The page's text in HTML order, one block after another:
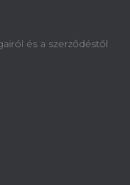
és a szerződéstől